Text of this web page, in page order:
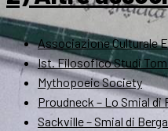
Associazione Culturale
Ist. Filosofico Studi
Mythopoeic Society
Proudneck – Lo Smial di
Sackville – Smial di